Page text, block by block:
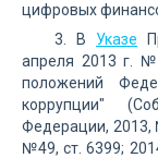
цифровых
3. В Указе
апреля 2013 г.
положений
коррупции"
Федерации, 2013,
№49, ст. 6399;